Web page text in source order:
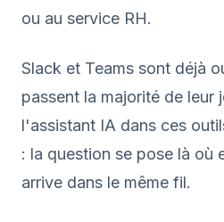
ou au service RH.
Slack et Teams sont déjà
passent la majorité de leur
l'assistant IA dans ces
: la question se pose là où
arrive dans le même fil.